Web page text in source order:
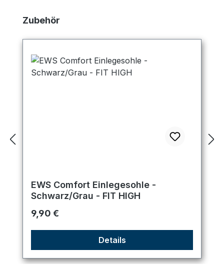
Produktgalerie überspringen
Zubehör
EWS Comfort Einlegesohle -
Schwarz/Grau - FIT HIGH
Regulärer Preis:
9,90 €
Details